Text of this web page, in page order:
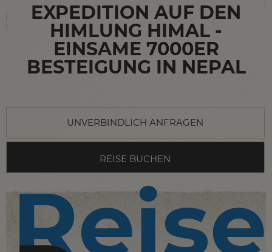
EXPEDITION AUF DEN
HIMLUNG HIMAL -
EINSAME 7000ER
BESTEIGUNG IN NEPAL
UNVERBINDLICH ANFRAGEN
REISE BUCHEN